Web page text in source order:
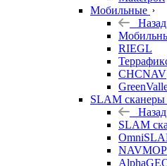
Мобильные
Назад
RIEGL
CHCNAV
SLAM сканеры
Назад
SLAM